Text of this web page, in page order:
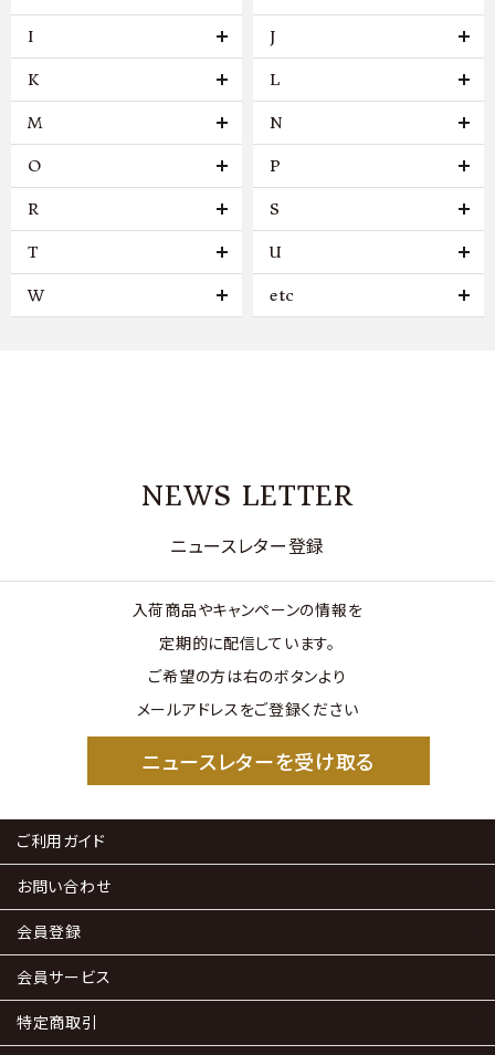
I J
K L
M N
O P
R S
T U
W etc
NEWS LETTER
ニュースレター登録
入荷商品やキャンペーンの情報を
定期的に配信しています。
ご希望の方は右のボタンより
メールアドレスをご登録ください
ニュースレターを受け取る
ご利用ガイド
お問い合わせ
会員登録
会員サービス
特定商取引